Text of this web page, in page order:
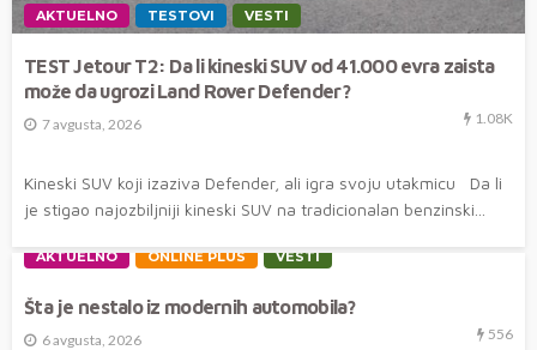
AKTUELNO TESTOVI VESTI
TEST Jetour T2: Da li kineski SUV od 41.000 evra zaista
može da ugrozi Land Rover Defender?
7 avgusta, 2026 1.08K
Kineski SUV koji izaziva Defender, ali igra svoju utakmicu Da li
je stigao najozbiljniji kineski SUV na tradicionalan benzinski...
AKTUELNO ONLINE PLUS VESTI
Šta je nestalo iz modernih automobila?
6 avgusta, 2026 556